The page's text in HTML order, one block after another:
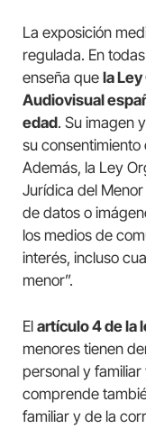
La exposición
regulada. En
enseña que la
Audiovisual
edad. Su imagen
su consentimiento
Además, la Ley
Jurídica del
de datos o
los medios de
interés, incluso
menor”.
El artículo 4 de la
menores tienen
personal y
comprende
familiar y de la